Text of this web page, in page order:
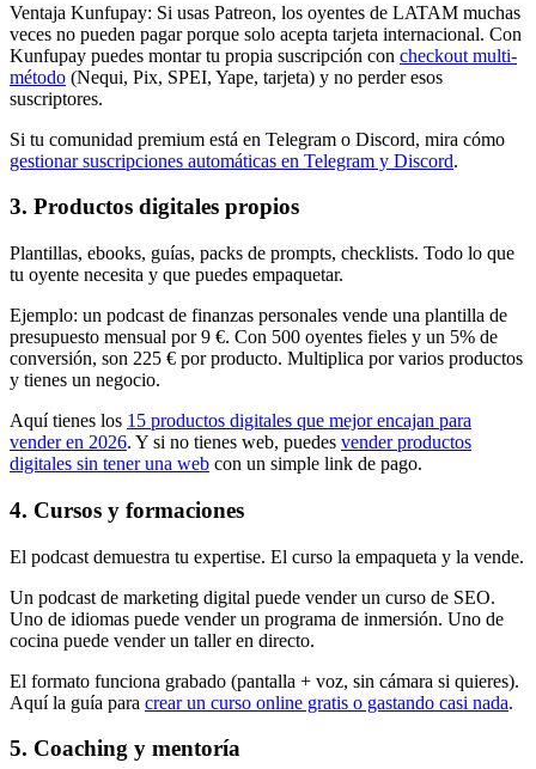
Ventaja Kunfupay: Si usas Patreon, los oyentes de LATAM muchas
veces no pueden pagar porque solo acepta tarjeta internacional. Con
Kunfupay puedes montar tu propia suscripción con checkout multi-
método (Nequi, Pix, SPEI, Yape, tarjeta) y no perder esos
suscriptores.
Si tu comunidad premium está en Telegram o Discord, mira cómo
gestionar suscripciones automáticas en Telegram y Discord.
3. Productos digitales propios
Plantillas, ebooks, guías, packs de prompts, checklists. Todo lo que
tu oyente necesita y que puedes empaquetar.
Ejemplo: un podcast de finanzas personales vende una plantilla de
presupuesto mensual por 9 €. Con 500 oyentes fieles y un 5% de
conversión, son 225 € por producto. Multiplica por varios productos
y tienes un negocio.
Aquí tienes los 15 productos digitales que mejor encajan para
vender en 2026. Y si no tienes web, puedes vender productos
digitales sin tener una web con un simple link de pago.
4. Cursos y formaciones
El podcast demuestra tu expertise. El curso la empaqueta y la vende.
Un podcast de marketing digital puede vender un curso de SEO.
Uno de idiomas puede vender un programa de inmersión. Uno de
cocina puede vender un taller en directo.
El formato funciona grabado (pantalla + voz, sin cámara si quieres).
Aquí la guía para crear un curso online gratis o gastando casi nada.
5. Coaching y mentoría